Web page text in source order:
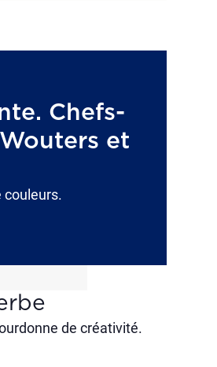
Chefs-
et
couleurs.
de créativité.